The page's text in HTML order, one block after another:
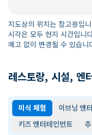
지도상의 위치는 참고용입
시각은 모두 현지 시간입니
예고 없이 변경될 수 있습니
레스토랑, 시설, 엔
미식 체험 이브닝 엔
키즈 엔터테인먼트